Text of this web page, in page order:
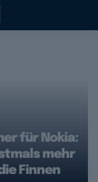
für Nokia:
mehr
Finnen